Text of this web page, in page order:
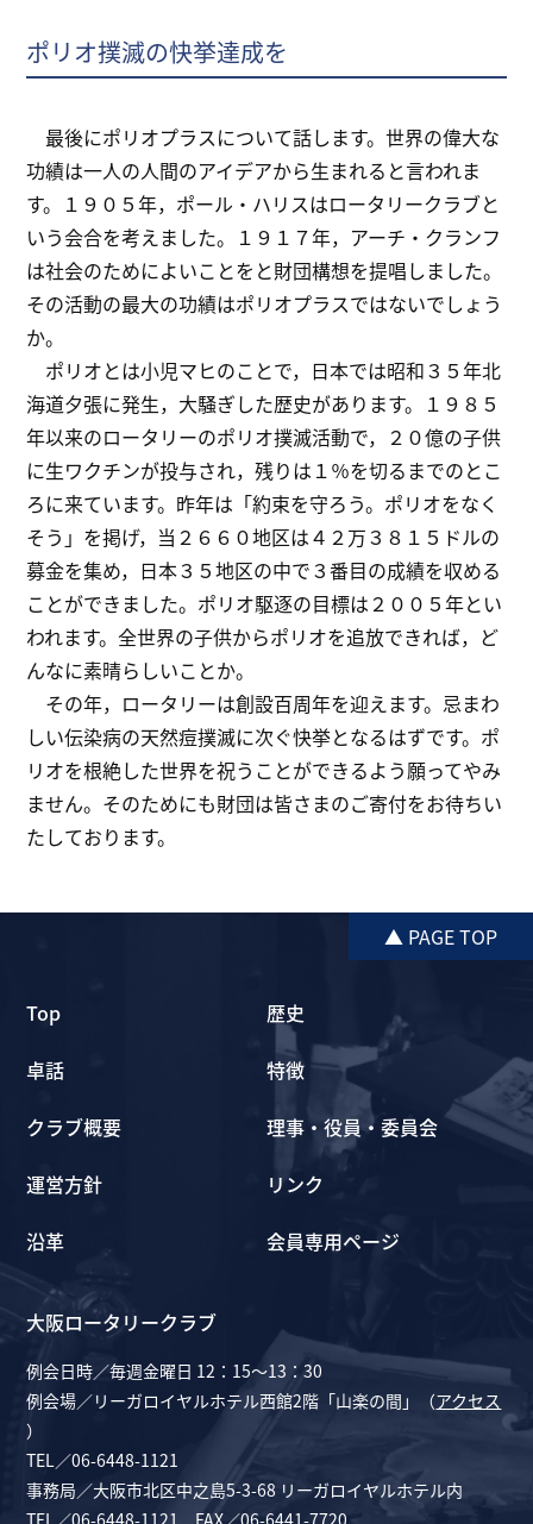
ポリオ撲滅の快挙達成を
最後にポリオプラスについて話します。世界の偉大な
功績は一人の人間のアイデアから生まれると言われま
す。１９０５年，ポール・ハリスはロータリークラブと
いう会合を考えました。１９１７年，アーチ・クランフ
は社会のためによいことをと財団構想を提唱しました。
その活動の最大の功績はポリオプラスではないでしょう
か。
ポリオとは小児マヒのことで，日本では昭和３５年北
海道夕張に発生，大騒ぎした歴史があります。１９８５
年以来のロータリーのポリオ撲滅活動で，２０億の子供
に生ワクチンが投与され，残りは１％を切るまでのとこ
ろに来ています。昨年は「約束を守ろう。ポリオをなく
そう」を掲げ，当２６６０地区は４２万３８１５ドルの
募金を集め，日本３５地区の中で３番目の成績を収める
ことができました。ポリオ駆逐の目標は２００５年とい
われます。全世界の子供からポリオを追放できれば，ど
んなに素晴らしいことか。
その年，ロータリーは創設百周年を迎えます。忌まわ
しい伝染病の天然痘撲滅に次ぐ快挙となるはずです。ポ
リオを根絶した世界を祝うことができるよう願ってやみ
ません。そのためにも財団は皆さまのご寄付をお待ちい
たしております。
▲ PAGE TOP
Top
卓話
クラブ概要
運営方針
沿革
歴史
特徴
理事・役員・委員会
リンク
会員専用ページ
大阪ロータリークラブ
例会日時／毎週金曜日 12：15～13：30
例会場／リーガロイヤルホテル西館2階「山楽の間」（アクセス
）
TEL／06-6448-1121
事務局／大阪市北区中之島5-3-68 リーガロイヤルホテル内
TEL／06-6448-1121 FAX／06-6441-7720